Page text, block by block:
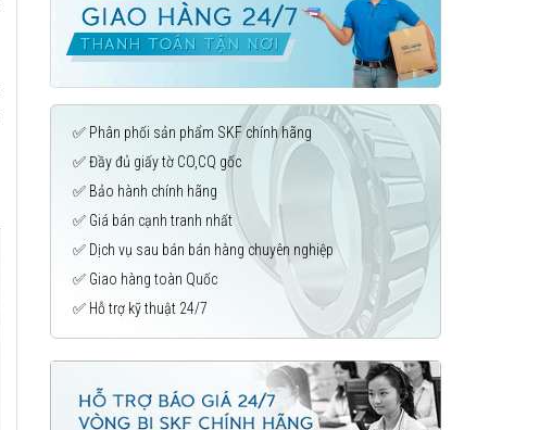
✅ Phân phối sản phẩm SKF chính hãng
✅ Đầy đủ giấy tờ CO,CQ gốc
✅ Bảo hành chính hãng
✅ Giá bán cạnh tranh nhất
✅ Dịch vụ sau bán bán hàng chuyên nghiệp
✅ Giao hàng toàn Quốc
✅ Hỗ trợ kỹ thuật 24/7